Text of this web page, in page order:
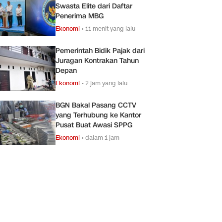
Swasta Elite dari Daftar
Penerima MBG
Ekonomi •11 menit yang lalu
Pemerintah Bidik Pajak dari
Juragan Kontrakan Tahun
Depan
Ekonomi •2 jam yang lalu
BGN Bakal Pasang CCTV
yang Terhubung ke Kantor
Pusat Buat Awasi SPPG
Ekonomi •dalam 1 jam